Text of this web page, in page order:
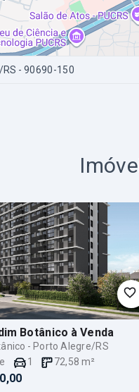
- 90690-150
Botânico à Venda
- Porto Alegre/RS
1 72,58 m²